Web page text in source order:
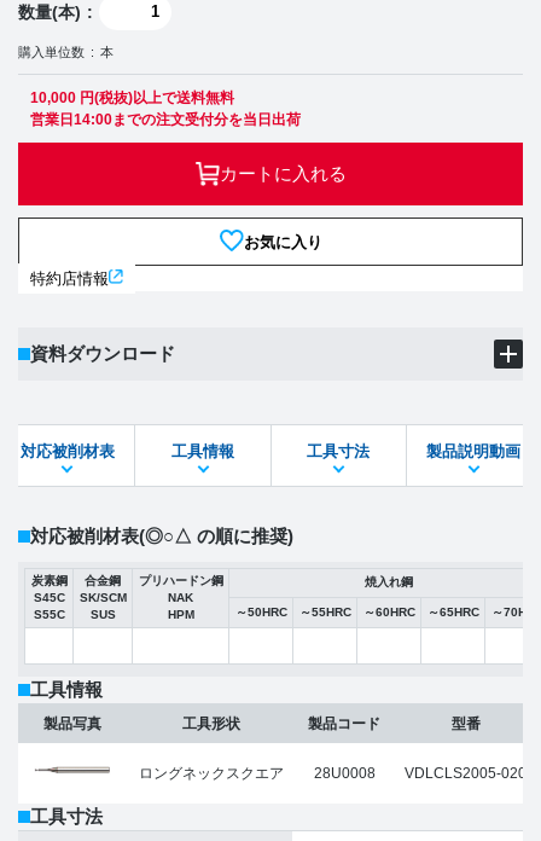
数量(本)
購入単位数 本
10,000 円(税抜)以上で送料無料
営業日14:00までの注文受付分を当日出荷
カートに入れる
お気に入り
特約店情報
資料ダウンロード
STEPファイル DXFファイル
対応被削材表 工具情報 工具寸法 製品説明動画
対応被削材表(◎○△ の順に推奨)
炭素鋼
S45C
S55C
合金鋼
SK/SCM
SUS
プリハードン鋼
NAK
HPM
焼入れ鋼
～50HRC ～55HRC ～60HRC ～65HRC ～
工具情報
製品写真 工具形状
ロングネックスクエア
製品コード
28U0008
型番
VDLCLS2005-020
工具寸法